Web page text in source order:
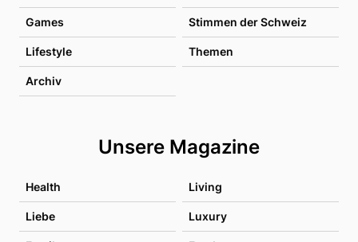
Games Stimmen der Schweiz
Lifestyle Themen
Archiv
Unsere Magazine
Health Living
Liebe Luxury